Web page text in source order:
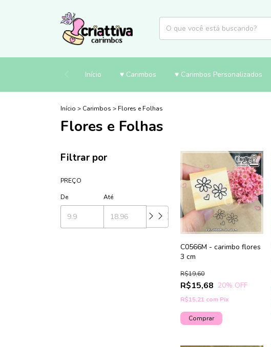
Início ♥ Carimbos ♥ Carimbos Personalizados
Início > Carimbos > Flores e Folhas
Flores e Folhas
Filtrar por
PREÇO
De
Até
C0566M - carimbo flores
3 cm
R$15,68
R$19,60
20% OFF
R$15,21 com Pix